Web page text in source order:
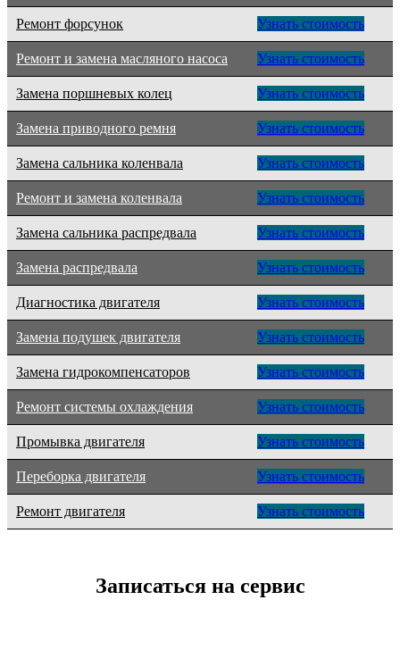
Ремонт форсунок Узнать стоимость
Ремонт и замена масляного насоса Узнать стоимость
Замена поршневых колец Узнать стоимость
Замена приводного ремня Узнать стоимость
Замена сальника коленвала Узнать стоимость
Ремонт и замена коленвала Узнать стоимость
Замена сальника распредвала Узнать стоимость
Замена распредвала Узнать стоимость
Диагностика двигателя Узнать стоимость
Замена подушек двигателя Узнать стоимость
Замена гидрокомпенсаторов Узнать стоимость
Ремонт системы охлаждения Узнать стоимость
Промывка двигателя Узнать стоимость
Переборка двигателя Узнать стоимость
Ремонт двигателя Узнать стоимость
Записаться на сервис